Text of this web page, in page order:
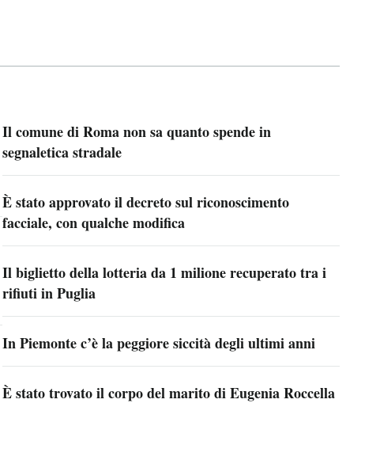
Il comune di Roma non sa quanto spende in
segnaletica stradale
È stato approvato il decreto sul riconoscimento
facciale, con qualche modifica
Il biglietto della lotteria da 1 milione recuperato tra i
rifiuti in Puglia
In Piemonte c’è la peggiore siccità degli ultimi anni
È stato trovato il corpo del marito di Eugenia Roccella